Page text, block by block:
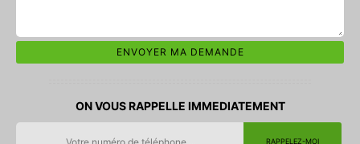
ON VOUS RAPPELLE IMMEDIATEMENT